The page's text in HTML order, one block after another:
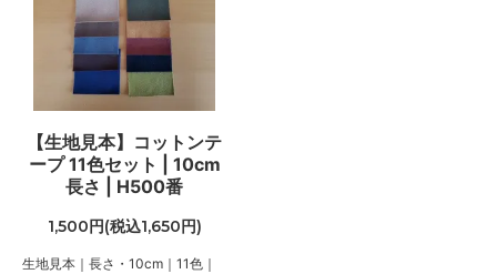
【生地見本】コットンテ
ープ 11色セット | 10cm
長さ | H500番
1,500円(税込1,650円)
生地見本｜長さ・10cm｜11色｜